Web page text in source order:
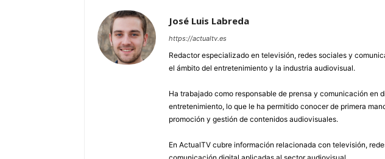
José Luis Labreda
https://actualtv.es
Redactor especializado en televisión, redes sociales y
el ámbito del entretenimiento y la industria audiovisual.
Ha trabajado como responsable de prensa y comunicación en
entretenimiento, lo que le ha permitido conocer de primera
promoción y gestión de contenidos audiovisuales.
En ActualTV cubre información relacionada con televisión,